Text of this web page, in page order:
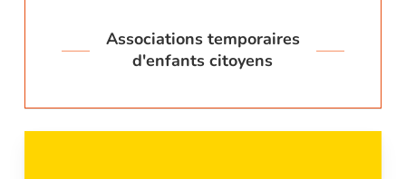
Associations temporaires
d'enfants citoyens